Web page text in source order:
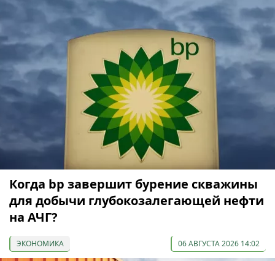
Когда bp завершит бурение скважины
для добычи глубокозалегающей нефти
на АЧГ?
ЭКОНОМИКА 06 АВГУСТА 2026 14:02